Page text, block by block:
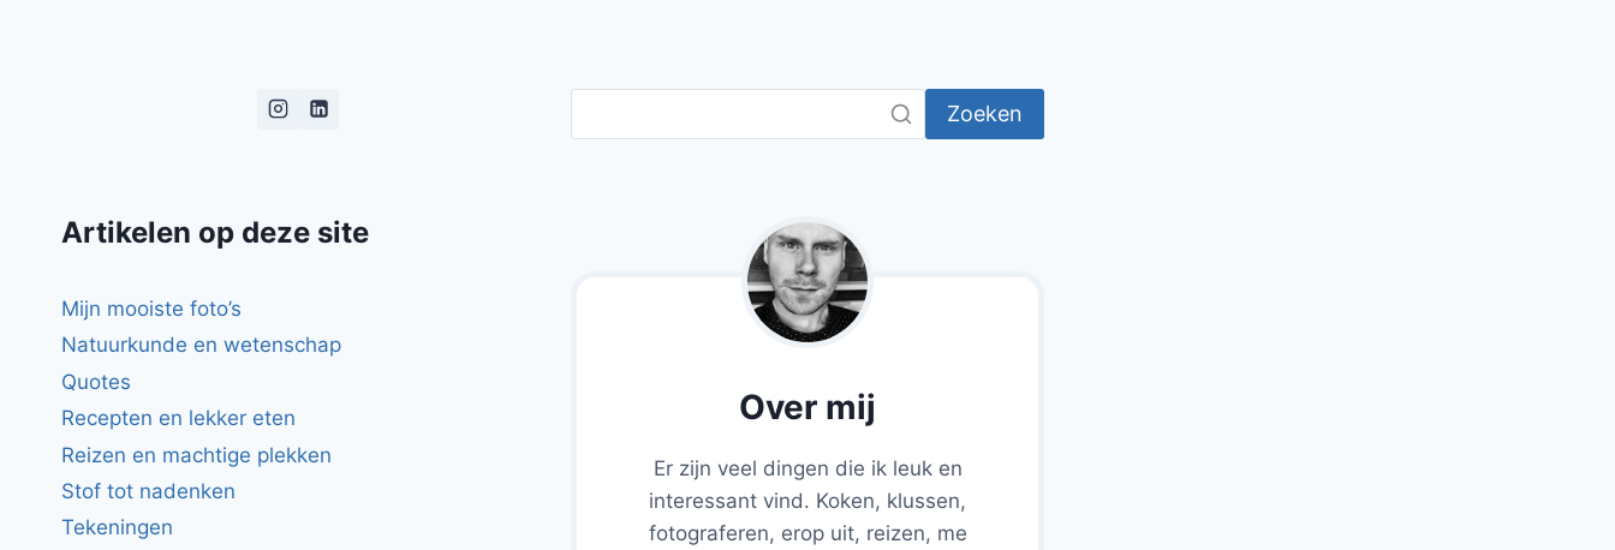
SALSA
CITROEN
Zoeken
Artikelen op deze site
Mijn mooiste foto’s
Natuurkunde en wetenschap
Quotes
Recepten en lekker eten
Reizen en machtige plekken
Stof tot nadenken
Tekeningen
Over mij
Er zijn veel dingen die ik leuk en
interessant vind. Koken, klussen,
fotograferen, erop uit, reizen, me